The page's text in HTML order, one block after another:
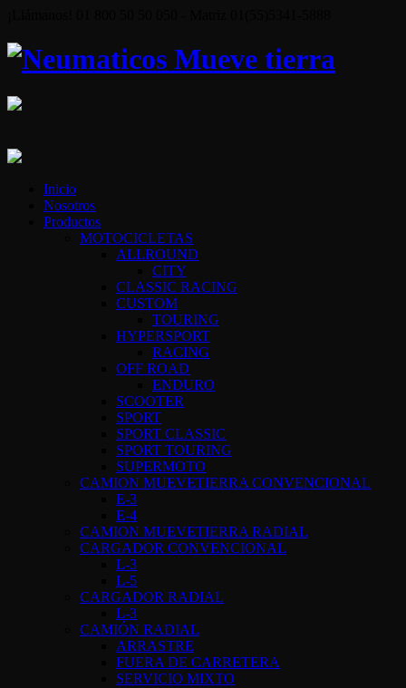
Inicio
Nosotros
Productos
MOTOCICLETAS
ALLROUND
CITY
CLASSIC RACING
CUSTOM
TOURING
HYPERSPORT
RACING
OFF ROAD
ENDURO
SCOOTER
SPORT
SPORT CLASSIC
SPORT TOURING
SUPERMOTO
CAMION MUEVETIERRA CONVENCIONAL
E-3
E-4
CAMION MUEVETIERRA RADIAL
CARGADOR CONVENCIONAL
L-3
L-5
CARGADOR RADIAL
L-3
CAMIÓN RADIAL
ARRASTRE
FUERA DE CARRETERA
SERVICIO MIXTO